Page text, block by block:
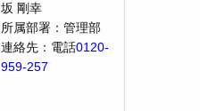
坂 剛幸
所属部署：管理部
連絡先：電話0120-
959-257